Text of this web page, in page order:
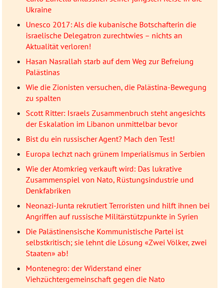
Ukraine
Unesco 2017: Als die kubanische Botschafterin die
israelische Delegatron zurechtwies – nichts an
Aktualität verloren!
Hasan Nasrallah starb auf dem Weg zur Befreiung
Palästinas
Wie die Zionisten versuchen, die Palästina-Bewegung
zu spalten
Scott Ritter: Israels Zusammenbruch steht angesichts
der Eskalation im Libanon unmittelbar bevor
Bist du ein russischer Agent? Mach den Test!
Europa lechzt nach grünem Imperialismus in Serbien
Wie der Atomkrieg verkauft wird: Das lukrative
Zusammenspiel von Nato, Rüstungsindustrie und
Denkfabriken
Neonazi-Junta rekrutiert Terroristen und hilft ihnen bei
Angriffen auf russische Militärstützpunkte in Syrien
Die Palästinensische Kommunistische Partei ist
selbstkritisch; sie lehnt die Lösung «Zwei Völker, zwei
Staaten» ab!
Montenegro: der Widerstand einer
Viehzüchtergemeinschaft gegen die Nato